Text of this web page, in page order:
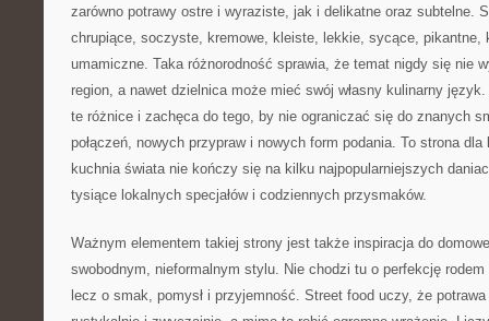
zarówno potrawy ostre i wyraziste, jak i delikatne oraz subtelne.
chrupiące, soczyste, kremowe, kleiste, lekkie, sycące, pikantne,
umamiczne. Taka różnorodność sprawia, że temat nigdy się nie
region, a nawet dzielnica może mieć swój własny kulinarny
te różnice i zachęca do tego, by nie ograniczać się do znanych
połączeń, nowych przypraw i nowych form podania. To strona
kuchnia świata nie kończy się na kilku najpopularniejszych
tysiące lokalnych specjałów i codziennych przysmaków.
Ważnym elementem takiej strony jest także inspiracja do
swobodnym, nieformalnym stylu. Nie chodzi tu o perfekcję
lecz o smak, pomysł i przyjemność. Street food uczy, że